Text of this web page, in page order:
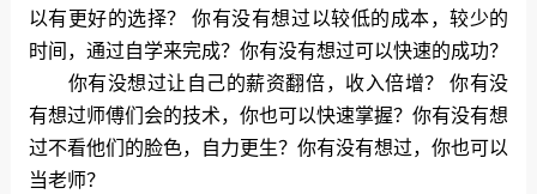
以有更好的选择？ 你有没有想过以较低的成本，较少的
时间，通过自学来完成？你有没有想过可以快速的成功？
你有没想过让自己的薪资翻倍，收入倍增？ 你有没
有想过师傅们会的技术，你也可以快速掌握？你有没有想
过不看他们的脸色，自力更生？你有没有想过，你也可以
当老师？